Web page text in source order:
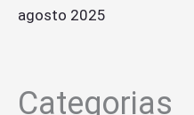
agosto 2025
Categorias